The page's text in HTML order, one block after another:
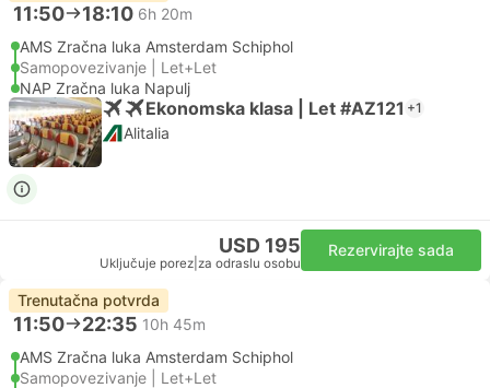
11:50 18:10 6h 20m
AMS Zračna luka Amsterdam Schiphol
Samopovezivanje | Let+Let
NAP Zračna luka Napulj
Ekonomska klasa | Let #AZ121 +1
Alitalia
USD 195
Uključuje porez za odraslu osobu
Rezervirajte sada
Trenutačna potvrda
11:50 22:35 10h 45m
AMS Zračna luka Amsterdam Schiphol
Samopovezivanje | Let+Let